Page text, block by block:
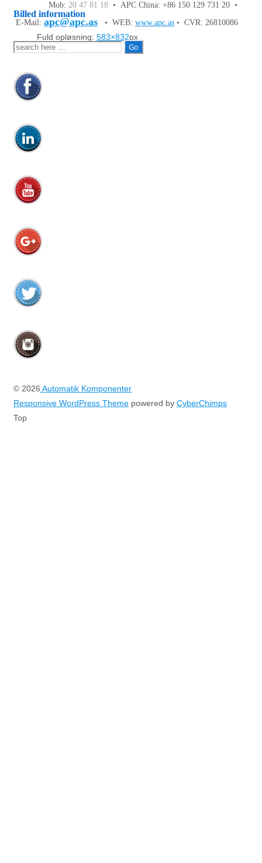
Billed information
Fuld opløsning: 583×832px
Mob: 20 47 81 18 • APC China: +86 150 129 731 20 •
E-Mail: apc@apc.as • WEB: www.apc.as • CVR: 26810086
Søg
© 2026 Automatik Komponenter
Responsive WordPress Theme powered by CyberChimps
Top